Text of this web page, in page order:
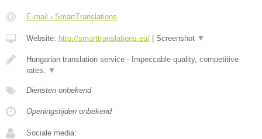
E-mail › SmartTranslations
Website: http://smarttranslations.eu/ Screenshot ▼
Hungarian translation service - Impeccable quality, competitive
rates, ▼
Diensten onbekend
Openingstijden onbekend
Sociale media: